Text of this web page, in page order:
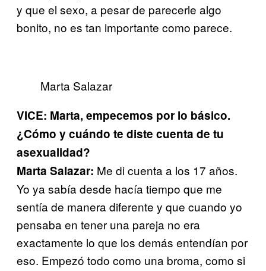
y que el sexo, a pesar de parecerle algo
bonito, no es tan importante como parece.
Marta Salazar
VICE: Marta, empecemos por lo básico.
¿Cómo y cuándo te diste cuenta de tu
asexualidad?
Marta Salazar: Me di cuenta a los 17 años.
Yo ya sabía desde hacía tiempo que me
sentía de manera diferente y que cuando yo
pensaba en tener una pareja no era
exactamente lo que los demás entendían por
eso. Empezó todo como una broma, como si